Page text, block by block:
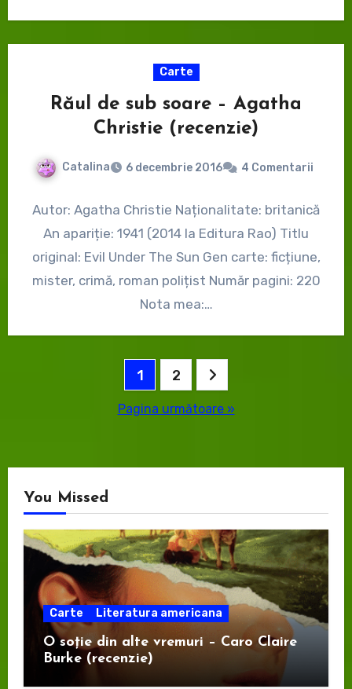
Carte
Răul de sub soare – Agatha
Christie (recenzie)
Catalina 6 decembrie 2016 4 Comentarii
Autor: Agatha Christie Naționalitate: britanică
An apariție: 1941 (2014 la Editura Rao) Titlu
original: Evil Under The Sun Gen carte: ficțiune,
mister, crimă, roman polițist Număr pagini: 220
Nota mea:…
1 2
Pagina următoare »
You Missed
Carte Literatura americana
O soție din alte vremuri – Caro Claire
Burke (recenzie)